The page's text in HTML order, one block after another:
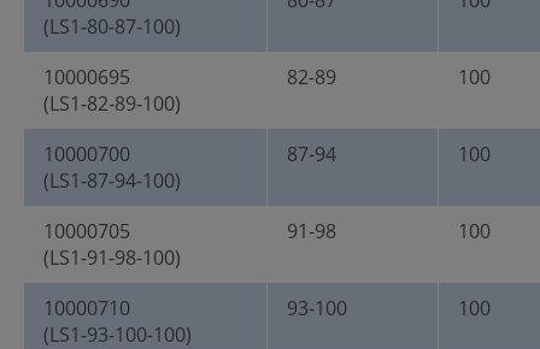
(LS1-80-87-100)
10000695
(LS1-82-89-100)
82-89 100
10000700
(LS1-87-94-100)
87-94 100
10000705
(LS1-91-98-100)
91-98 100
10000710
(LS1-93-100-100)
93-100 100